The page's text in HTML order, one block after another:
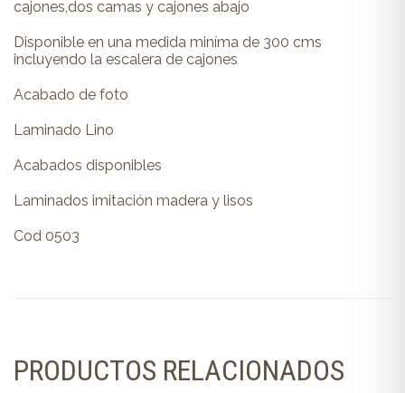
cajones,dos camas y cajones abajo
Disponible en una medida miníma de 300 cms
incluyendo la escalera de cajones
Acabado de foto
Laminado Lino
Acabados disponibles
Laminados imitación madera y lisos
Cod 0503
PRODUCTOS RELACIONADOS